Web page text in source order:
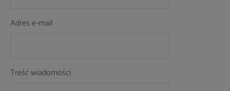
Adres e-mail
Treść wiadomości